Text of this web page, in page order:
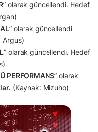
” olarak güncellendi. Hedef
AL” olarak güncellendi.
Argus)
” olarak güncellendi. Hedef
PERFORMANS” olarak
(Kaynak: Mizuho)